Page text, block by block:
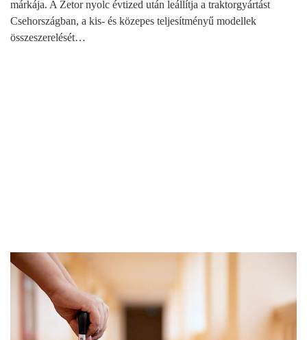
márkája. A Zetor nyolc évtized után leállítja a traktorgyártást
Csehországban, a kis- és közepes teljesítményű modellek
összeszerelését…